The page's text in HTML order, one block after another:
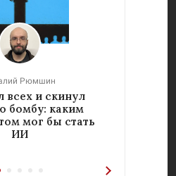
Семья и дети
Технологии
Стиль
Фото
Теперь вы знаете
Авто
Стиль
Фото
Инфографика
Эксклюзивы
Рюмшин
всех и скинул
бомбу: каким
мог бы стать
ИИ